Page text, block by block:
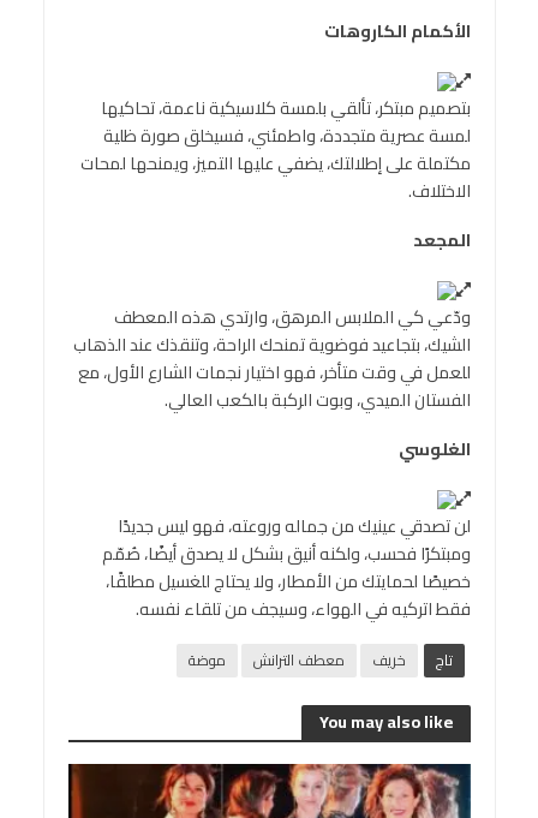
الأكمام الكاروهات
بتصميم مبتكر، تألقي بلمسة كلاسيكية ناعمة، تحاكيها
لمسة عصرية متجددة، واطمئني، فسيخلق صورة ظلية
مكتملة على إطلالتك، يضفي عليها التميز، ويمنحها لمحات
الاختلاف.
المجعد
ودّعي كي الملابس المرهق، وارتدي هذه المعطف
الشيك، بتجاعيد فوضوية تمنحك الراحة، وتنقذك عند الذهاب
للعمل في وقت متأخر، فهو اختيار نجمات الشارع الأول، مع
الفستان الميدي، وبوت الركبة بالكعب العالي.
الغلوسي
لن تصدقي عينيك من جماله وروعته، فهو ليس جديدًا
ومبتكرًا فحسب، ولكنه أنيق بشكل لا يصدق أيضًا، صُمّم
خصيصًا لحمايتك من الأمطار، ولا يحتاج للغسيل مطلقًا،
فقط اتركيه في الهواء، وسيجف من تلقاء نفسه.
تاج خريف معطف الترانش موضة
You may also like